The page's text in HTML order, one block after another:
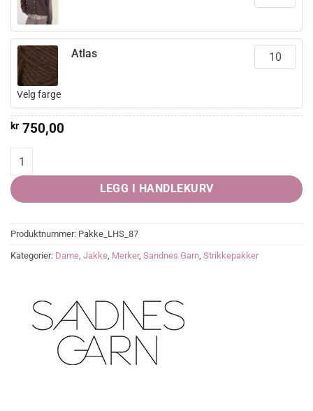
Velg farge
Atlas
kr 750,00
Chunky Mouliné Cardigan quantity
LEGG I HANDLEKURV
Produktnummer: Pakke_LHS_87
Kategorier: Dame, Jakke, Merker, Sandnes Garn, Strikkepakker